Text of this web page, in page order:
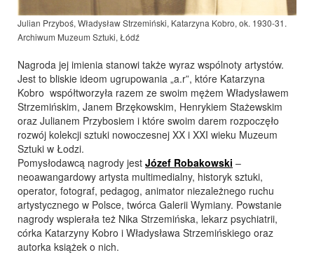
Julian Przyboś, Władysław Strzemiński, Katarzyna Kobro, ok. 1930-31.
Archiwum Muzeum Sztuki, Łódź
Nagroda jej imienia stanowi także wyraz wspólnoty artystów.
Jest to bliskie ideom ugrupowania „a.r”, które Katarzyna
Kobro współtworzyła razem ze swoim mężem Władysławem
Strzemińskim, Janem Brzękowskim, Henrykiem Stażewskim
oraz Julianem Przybosiem i które swoim darem rozpoczęło
rozwój kolekcji sztuki nowoczesnej XX i XXI wieku Muzeum
Sztuki w Łodzi.
Pomysłodawcą nagrody jest Józef Robakowski –
neoawangardowy artysta multimedialny, historyk sztuki,
operator, fotograf, pedagog, animator niezależnego ruchu
artystycznego w Polsce, twórca Galerii Wymiany. Powstanie
nagrody wspierała też Nika Strzemińska, lekarz psychiatrii,
córka Katarzyny Kobro i Władysława Strzemińskiego oraz
autorka książek o nich.